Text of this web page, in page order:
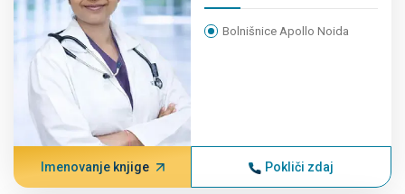
Bolnišnice Apollo Noida
Imenovanje knjige Pokliči zdaj